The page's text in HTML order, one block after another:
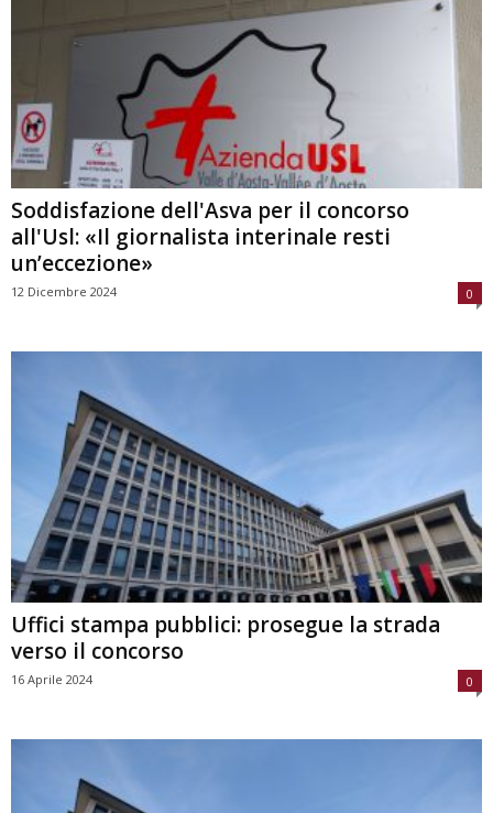
Soddisfazione dell'Asva per il concorso
all'Usl: «Il giornalista interinale resti
un’eccezione»
12 Dicembre 2024 0
Uffici stampa pubblici: prosegue la strada
verso il concorso
16 Aprile 2024 0